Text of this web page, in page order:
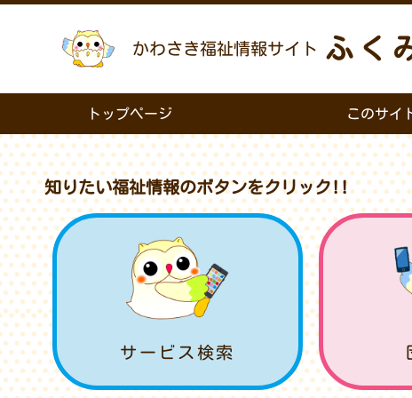
かわさき福祉情報サイト ふく
トップページ このサイ
知りたい福祉情報のボタンをクリック!!
サービス検索